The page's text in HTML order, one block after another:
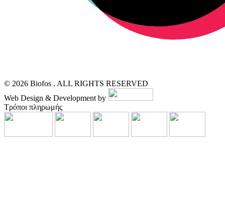
© 2026 Biofos . ALL RIGHTS RESERVED
Web Design & Development by
Τρόποι πληρωμής